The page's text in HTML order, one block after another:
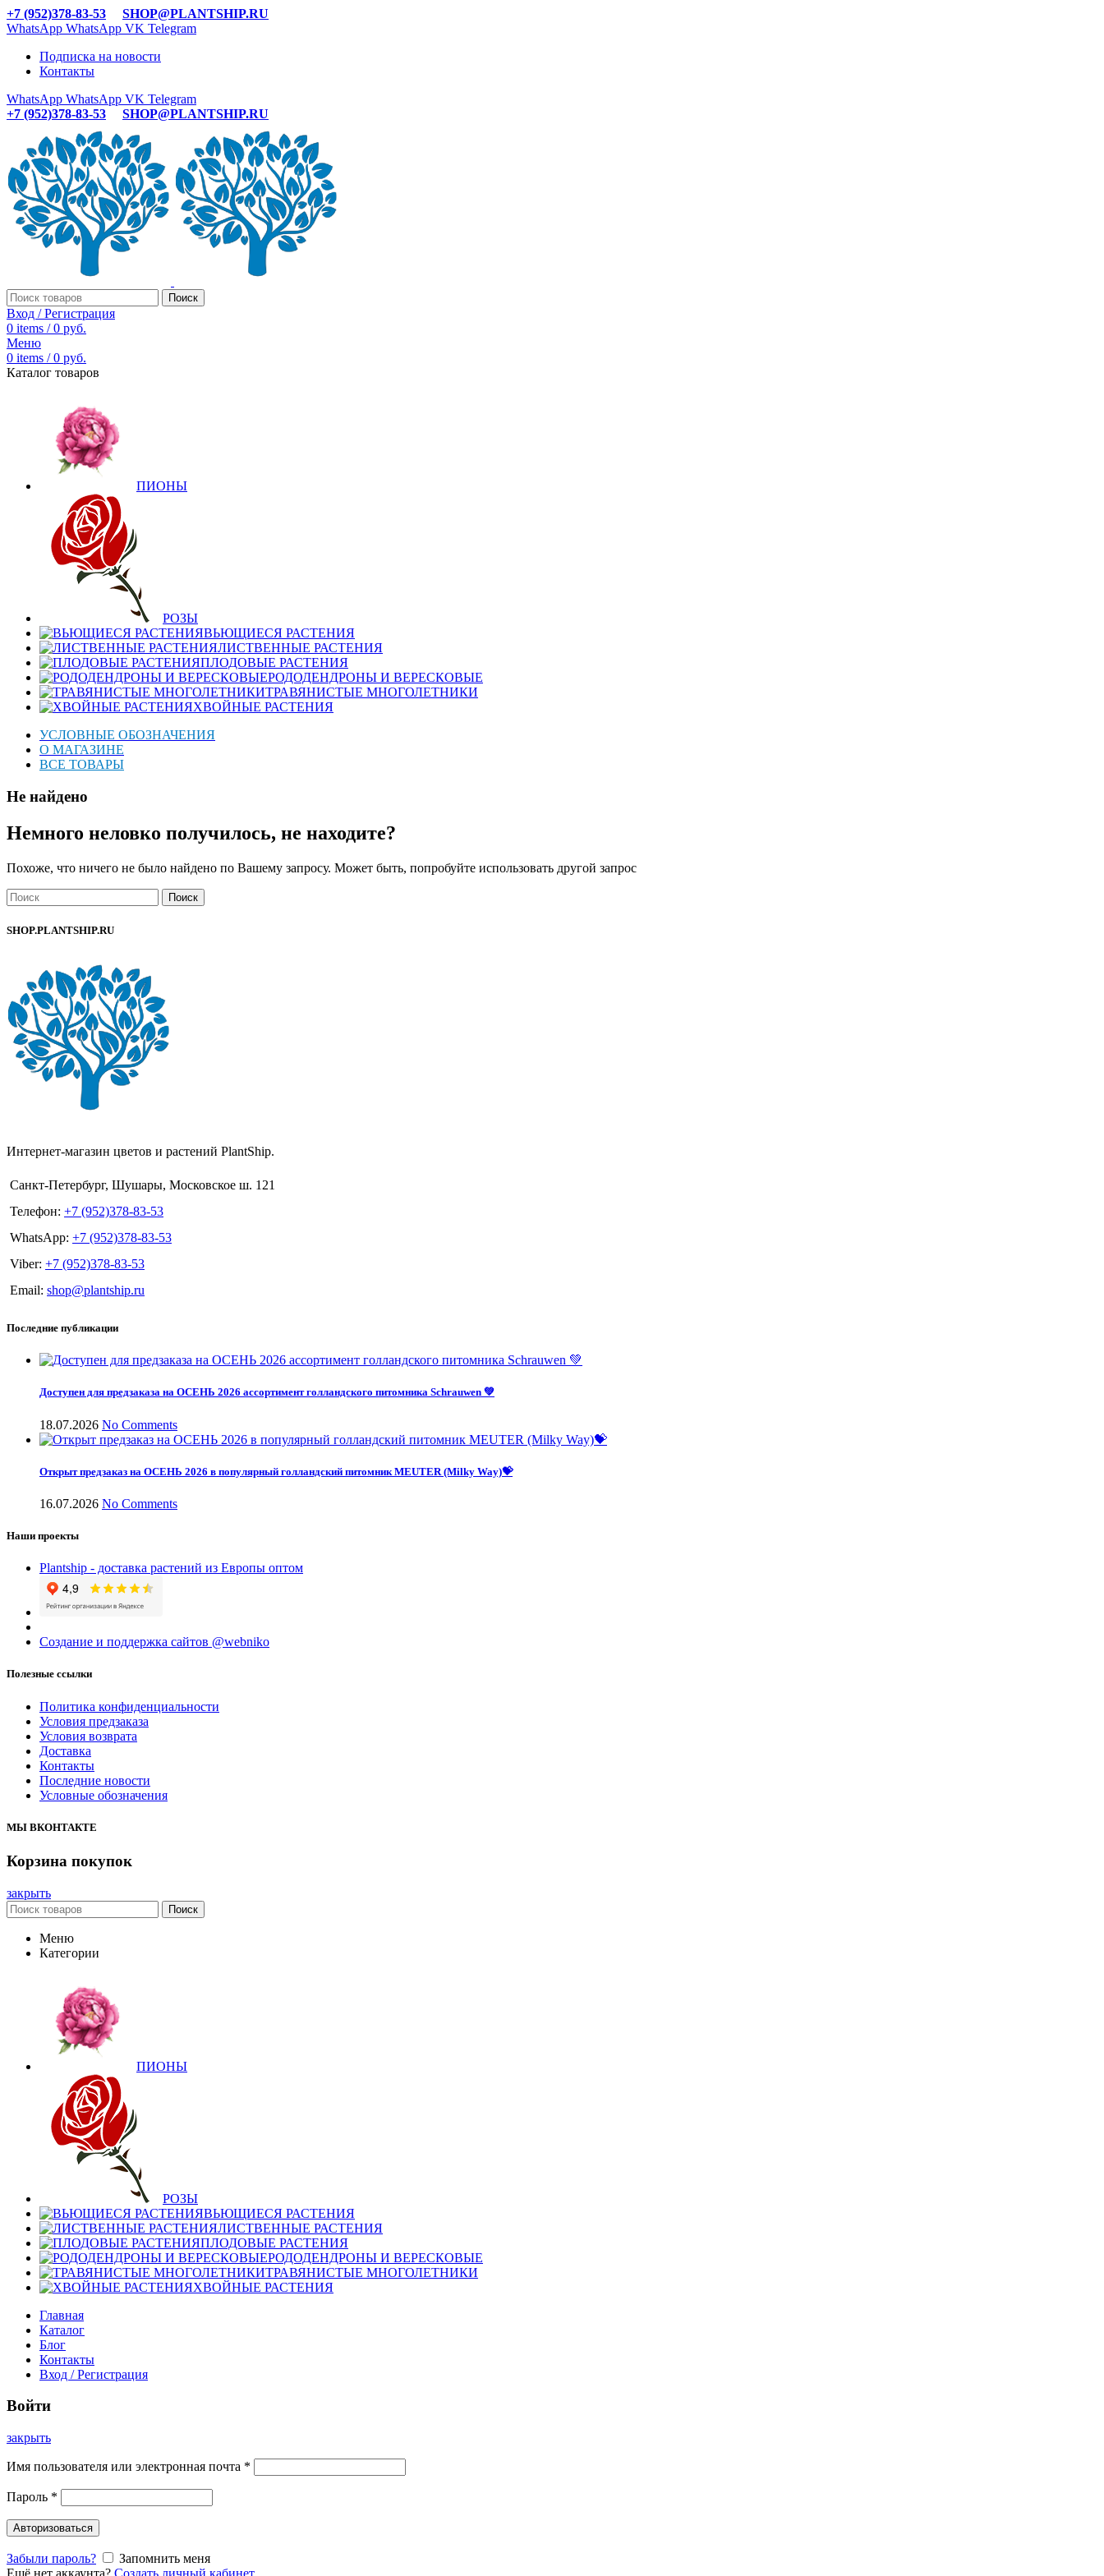
+7 (952)378-83-53
SHOP@PLANTSHIP.RU
WhatsApp WhatsApp VK Telegram
Подписка на новости
Контакты
WhatsApp WhatsApp VK Telegram
+7 (952)378-83-53
SHOP@PLANTSHIP.RU
Поиск
Вход / Регистрация
0 items / 0 руб.
Меню
0 items / 0 руб.
Каталог товаров
ПИОНЫ
РОЗЫ
ВЬЮЩИЕСЯ РАСТЕНИЯ
ЛИСТВЕННЫЕ РАСТЕНИЯ
ПЛОДОВЫЕ РАСТЕНИЯ
РОДОДЕНДРОНЫ И ВЕРЕСКОВЫЕ
ТРАВЯНИСТЫЕ МНОГОЛЕТНИКИ
ХВОЙНЫЕ РАСТЕНИЯ
УСЛОВНЫЕ ОБОЗНАЧЕНИЯ
О МАГАЗИНЕ
ВСЕ ТОВАРЫ
Не найдено
Немного неловко получилось, не находите?
Похоже, что ничего не было найдено по Вашему запросу. Может быть, попробуйте использовать другой запрос
Поиск
SHOP.PLANTSHIP.RU
Интернет-магазин цветов и растений PlantShip.
Санкт-Петербург, Шушары, Московское ш. 121
Телефон: +7 (952)378-83-53
WhatsApp: +7 (952)378-83-53
Viber: +7 (952)378-83-53
Email: shop@plantship.ru
Последние публикации
Доступен для предзаказа на ОСЕНЬ 2026 ассортимент голландского питомника Schrauwen 💚
18.07.2026 No Comments
Открыт предзаказ на ОСЕНЬ 2026 в популярный голландский питомник MEUTER (Milky Way)💝
16.07.2026 No Comments
Наши проекты
Plantship - доставка растений из Европы оптом
Создание и поддержка сайтов @webniko
Полезные ссылки
Политика конфиденциальности
Условия предзаказа
Условия возврата
Доставка
Контакты
Последние новости
Условные обозначения
МЫ ВКОНТАКТЕ
Корзина покупок
закрыть
Поиск
Меню
Категории
ПИОНЫ
РОЗЫ
ВЬЮЩИЕСЯ РАСТЕНИЯ
ЛИСТВЕННЫЕ РАСТЕНИЯ
ПЛОДОВЫЕ РАСТЕНИЯ
РОДОДЕНДРОНЫ И ВЕРЕСКОВЫЕ
ТРАВЯНИСТЫЕ МНОГОЛЕТНИКИ
ХВОЙНЫЕ РАСТЕНИЯ
Главная
Каталог
Блог
Контакты
Вход / Регистрация
Войти
закрыть
Имя пользователя или электронная почта *
Пароль *
Авторизоваться
Забыли пароль?
Запомнить меня
Ещё нет аккаунта? Создать личный кабинет